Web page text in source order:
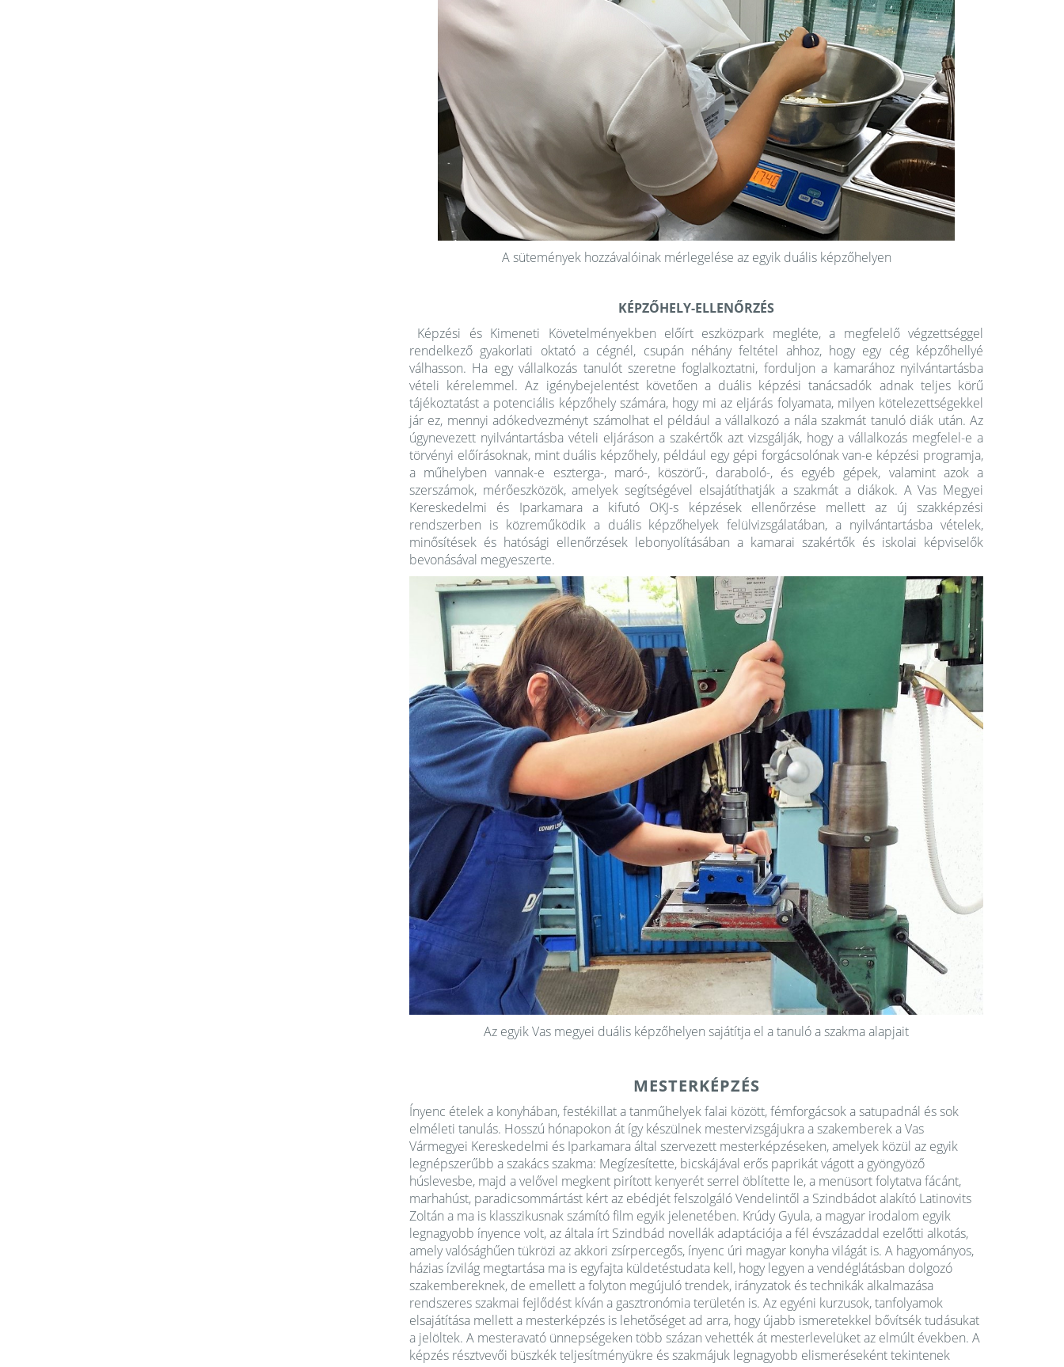
A sütemények hozzávalóinak mérlegelése az egyik duális képzőhelyen
KÉPZŐHELY-ELLENŐRZÉS
Képzési és Kimeneti Követelményekben előírt eszközpark megléte, a megfelelő végzettséggel
rendelkező gyakorlati oktató a cégnél, csupán néhány feltétel ahhoz, hogy egy cég képzőhellyé
válhasson. Ha egy vállalkozás tanulót szeretne foglalkoztatni, forduljon a kamarához nyilvántartásba
vételi kérelemmel. Az igénybejelentést követően a duális képzési tanácsadók adnak teljes körű
tájékoztatást a potenciális képzőhely számára, hogy mi az eljárás folyamata, milyen kötelezettségekkel
jár ez, mennyi adókedvezményt számolhat el például a vállalkozó a nála szakmát tanuló diák után. Az
úgynevezett nyilvántartásba vételi eljáráson a szakértők azt vizsgálják, hogy a vállalkozás megfelel-e a
törvényi előírásoknak, mint duális képzőhely, például egy gépi forgácsolónak van-e képzési programja,
a műhelyben vannak-e eszterga-, maró-, köszörű-, daraboló-, és egyéb gépek, valamint azok a
szerszámok, mérőeszközök, amelyek segítségével elsajátíthatják a szakmát a diákok. A Vas Megyei
Kereskedelmi és Iparkamara a kifutó OKJ-s képzések ellenőrzése mellett az új szakképzési
rendszerben is közreműködik a duális képzőhelyek felülvizsgálatában, a nyilvántartásba vételek,
minősítések és hatósági ellenőrzések lebonyolításában a kamarai szakértők és iskolai képviselők
bevonásával megyeszerte.
Az egyik Vas megyei duális képzőhelyen sajátítja el a tanuló a szakma alapjait
MESTERKÉPZÉS
Ínyenc ételek a konyhában, festékillat a tanműhelyek falai között, fémforgácsok a satupadnál és sok
elméleti tanulás. Hosszú hónapokon át így készülnek mestervizsgájukra a szakemberek a Vas
Vármegyei Kereskedelmi és Iparkamara által szervezett mesterképzéseken, amelyek közül az egyik
legnépszerűbb a szakács szakma: Megízesítette, bicskájával erős paprikát vágott a gyöngyöző
húslevesbe, majd a velővel megkent pirított kenyerét serrel öblítette le, a menüsort folytatva fácánt,
marhahúst, paradicsommártást kért az ebédjét felszolgáló Vendelintől a Szindbádot alakító Latinovits
Zoltán a ma is klasszikusnak számító film egyik jelenetében. Krúdy Gyula, a magyar irodalom egyik
legnagyobb ínyence volt, az általa írt Szindbád novellák adaptációja a fél évszázaddal ezelőtti alkotás,
amely valósághűen tükrözi az akkori zsírpercegős, ínyenc úri magyar konyha világát is. A hagyományos,
házias ízvilág megtartása ma is egyfajta küldetéstudata kell, hogy legyen a vendéglátásban dolgozó
szakembereknek, de emellett a folyton megújuló trendek, irányzatok és technikák alkalmazása
rendszeres szakmai fejlődést kíván a gasztronómia területén is. Az egyéni kurzusok, tanfolyamok
elsajátítása mellett a mesterképzés is lehetőséget ad arra, hogy újabb ismeretekkel bővítsék tudásukat
a jelöltek. A mesteravató ünnepségeken több százan vehették át mesterlevelüket az elmúlt években. A
képzés résztvevői büszkék teljesítményükre és szakmájuk legnagyobb elismeréseként tekintenek